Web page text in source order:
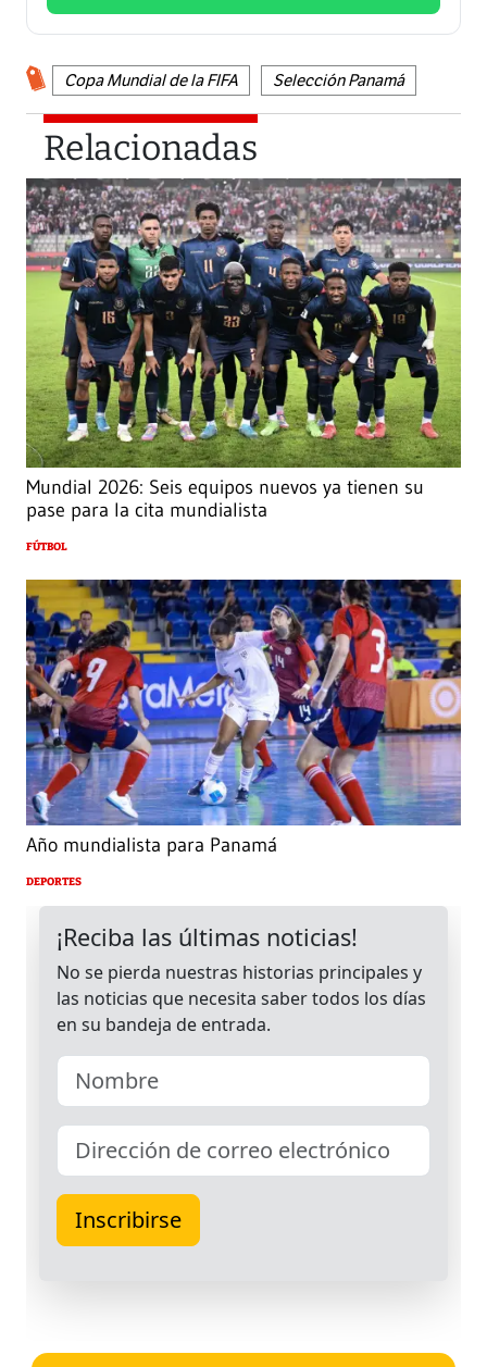
Copa Mundial de la FIFA Selección Panamá
Relacionadas
Mundial 2026: Seis equipos nuevos ya tienen su
pase para la cita mundialista
FÚTBOL
Año mundialista para Panamá
DEPORTES